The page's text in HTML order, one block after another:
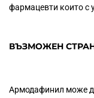
фармацевти които с
ВЪЗМОЖЕН
Армодафинил може